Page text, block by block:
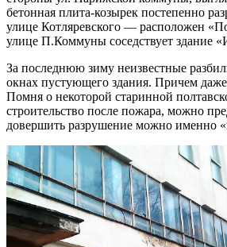
бетонная плита-козырек постепенно
улице Котляревского — расположен
улице П.Коммуны соседствует здание
За последнюю зиму неизвестные
окнах пустующего здания. Причем
Помня о некоторой старинной
строительство после пожара, можно
довершить разрушение можно именно